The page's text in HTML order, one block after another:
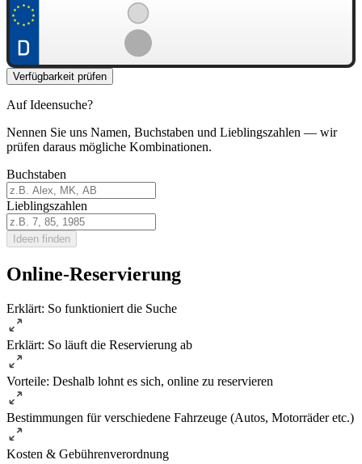
Verfügbarkeit prüfen
Auf Ideensuche?
Nennen Sie uns Namen, Buchstaben und Lieblingszahlen — wir
prüfen daraus mögliche Kombinationen.
Buchstaben
Lieblingszahlen
Ideen finden
Online-Reservierung
Erklärt: So funktioniert die Suche
Erklärt: So läuft die Reservierung ab
Vorteile: Deshalb lohnt es sich, online zu reservieren
Bestimmungen für verschiedene Fahrzeuge (Autos, Motorräder etc.)
Kosten & Gebührenverordnung